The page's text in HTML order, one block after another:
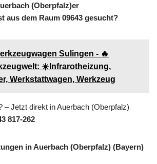
(Oberpfalz)er
aus dem Raum 09643 gesucht?
Sulingen - 🔥
☀️Infrarotheizung,
Werkstattwagen, Werkzeug
– Jetzt direkt in Auerbach (Oberpfalz)
817-262
in Auerbach (Oberpfalz) (Bayern)